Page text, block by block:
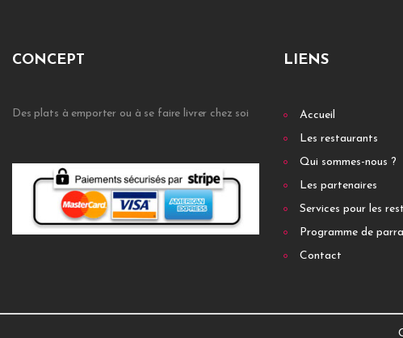
CONCEPT
Des plats à emporter ou à se faire livrer chez soi
LIENS
Accueil
Les restaurants
Qui sommes-nous ?
Les partenaires
Services pour les
Programme de
Contact